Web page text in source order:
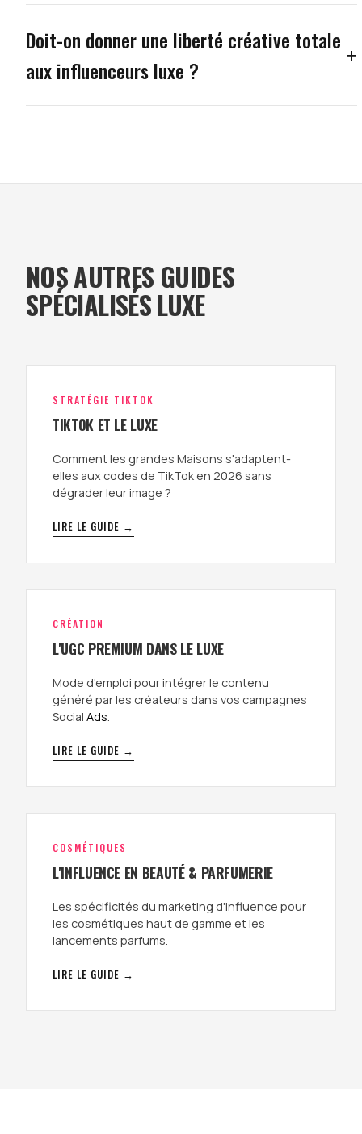
Doit-on donner une liberté créative totale
aux influenceurs luxe ?
NOS AUTRES GUIDES
SPÉCIALISÉS LUXE
STRATÉGIE TIKTOK
TIKTOK ET LE LUXE
Comment les grandes Maisons s'adaptent-
elles aux codes de TikTok en 2026 sans
dégrader leur image ?
LIRE LE GUIDE →
CRÉATION
L'UGC PREMIUM DANS LE LUXE
Mode d'emploi pour intégrer le contenu
généré par les créateurs dans vos campagnes
Social Ads
LIRE LE GUIDE →
COSMÉTIQUES
L'INFLUENCE EN BEAUTÉ & PARFUMERIE
Les spécificités du marketing d'influence pour
les cosmétiques haut de gamme et les
lancements parfums.
LIRE LE GUIDE →